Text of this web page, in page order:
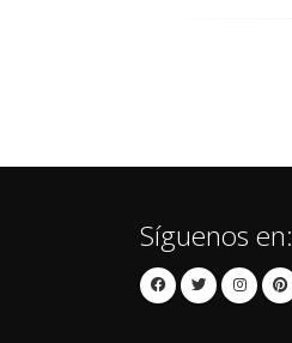
Síguenos en: